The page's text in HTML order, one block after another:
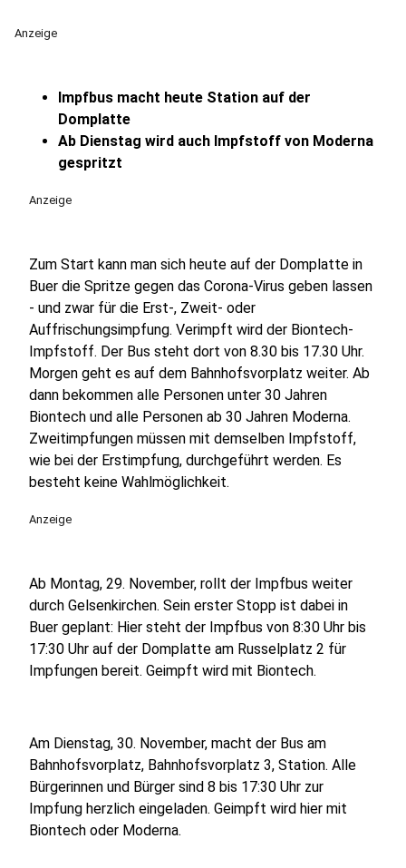
Anzeige
Impfbus macht heute Station auf der
Domplatte
Ab Dienstag wird auch Impfstoff von Moderna
gespritzt
Anzeige
Zum Start kann man sich heute auf der Domplatte in
Buer die Spritze gegen das Corona-Virus geben lassen
- und zwar für die Erst-, Zweit- oder
Auffrischungsimpfung. Verimpft wird der Biontech-
Impfstoff. Der Bus steht dort von 8.30 bis 17.30 Uhr.
Morgen geht es auf dem Bahnhofsvorplatz weiter. Ab
dann bekommen alle Personen unter 30 Jahren
Biontech und alle Personen ab 30 Jahren Moderna.
Zweitimpfungen müssen mit demselben Impfstoff,
wie bei der Erstimpfung, durchgeführt werden. Es
besteht keine Wahlmöglichkeit.
Anzeige
Ab Montag, 29. November, rollt der Impfbus weiter
durch Gelsenkirchen. Sein erster Stopp ist dabei in
Buer geplant: Hier steht der Impfbus von 8:30 Uhr bis
17:30 Uhr auf der Domplatte am Russelplatz 2 für
Impfungen bereit. Geimpft wird mit Biontech.
Am Dienstag, 30. November, macht der Bus am
Bahnhofsvorplatz, Bahnhofsvorplatz 3, Station. Alle
Bürgerinnen und Bürger sind 8 bis 17:30 Uhr zur
Impfung herzlich eingeladen. Geimpft wird hier mit
Biontech oder Moderna.